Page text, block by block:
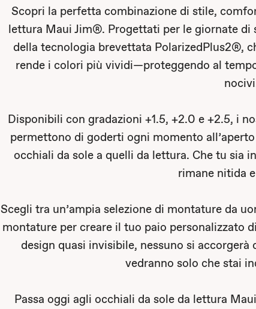
Scopri la perfetta combinazione di stile,
lettura Maui Jim®. Progettati per le giornate
della tecnologia brevettata PolarizedPlus2®,
rende i colori più vividi—proteggendo al
Disponibili con gradazioni +1.5, +2.0 e +2.5, i
permettono di goderti ogni momento
occhiali da sole a quelli da lettura. Che tu sia
rimane nitida
Scegli tra un’ampia selezione di montature da
montature per creare il tuo paio personalizzato
design quasi invisibile, nessuno si
vedranno solo che stai
Passa oggi agli occhiali da sole da lettura